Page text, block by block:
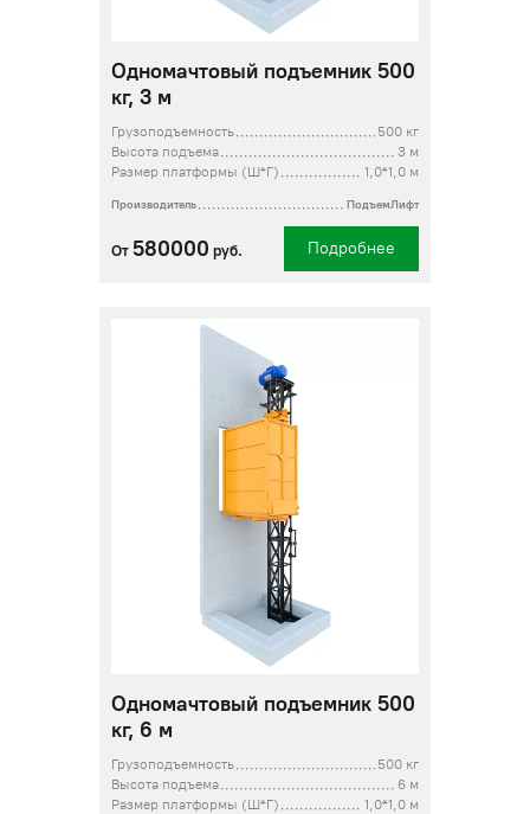
Одномачтовый подъемник 500
кг, 3 м
Грузоподъемность
500 кг
Высота подъема
3 м
Размер платформы (Ш*Г)
1,0*1,0 м
Производитель ПодъемЛифт
От 580000 руб. Подробнее
Одномачтовый подъемник 500
кг, 6 м
Грузоподъемность
500 кг
Высота подъема
6 м
Размер платформы (Ш*Г)
1,0*1,0 м